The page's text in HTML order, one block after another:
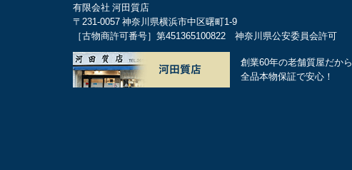
有限会社 河田質店
〒231-0057 神奈川県横浜市中区曙町1-9
［古物商許可番号］第451365100822 神奈川県公安委員会許可
創業60年の老舗質屋だから
全品本物保証で安心！